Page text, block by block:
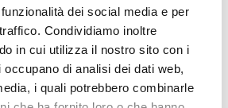
dei social media e per
Condividiamo inoltre
in cui utilizza il nostro sito con i
di analisi dei dati web,
i quali potrebbero combinarle